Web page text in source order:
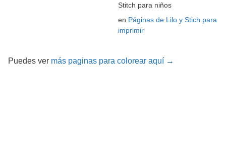
Stitch para niños
en Páginas de Lilo y Stich para
imprimir
Puedes ver más paginas para colorear aquí →